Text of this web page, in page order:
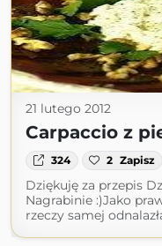
21 lutego 2012
Carpaccio z
324 2 Zapisz
Dziękuję za przepis
Nagrabinie :)Jako
rzeczy samej